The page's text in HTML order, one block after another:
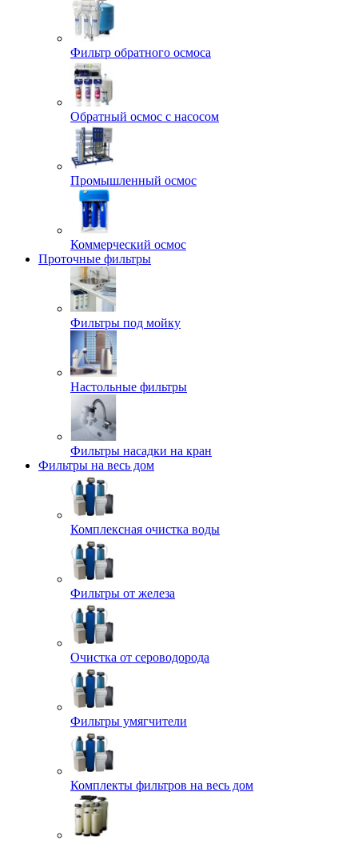
Фильтр обратного осмоса
Обратный осмос с насосом
Промышленный осмос
Коммерческий осмос
Проточные фильтры
Фильтры под мойку
Настольные фильтры
Фильтры насадки на кран
Фильтры на весь дом
Комплексная очистка воды
Фильтры от железа
Очистка от сероводорода
Фильтры умягчители
Комплекты фильтров на весь дом